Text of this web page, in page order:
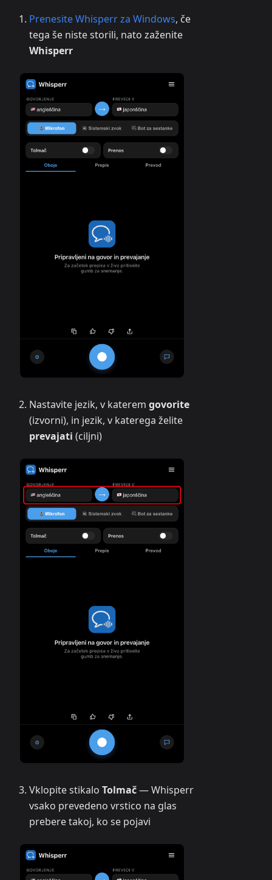
Prenesite Whisperr za Windows, če
tega še niste storili, nato zaženite
Whisperr
Nastavite jezik, v katerem govorite
(izvorni), in jezik, v katerega želite
prevajati (ciljni)
Vklopite stikalo Tolmač— Whisperr
vsako prevedeno vrstico na glas
prebere takoj, ko se pojavi